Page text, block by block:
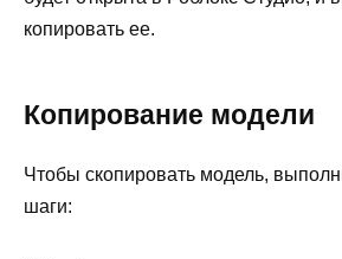
копировать ее.
Копирование модели
Чтобы скопировать модель,
шаги: